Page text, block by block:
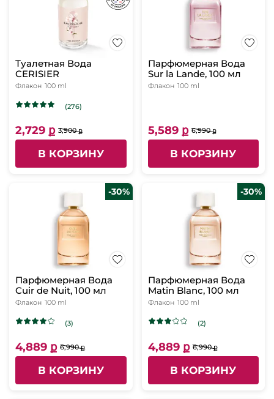
Туалетная Вода
CERISIER
Флакон 100 ml
(276)
2,729 ք 3,900 ք
В КОРЗИНУ
Парфюмерная Вода
Sur la Lande, 100 мл
Флакон 100 ml
5,589 ք 6,990 ք
В КОРЗИНУ
-30%
Парфюмерная Вода
Cuir de Nuit, 100 мл
Флакон 100 ml
(3)
4,889 ք 6,990 ք
В КОРЗИНУ
-30%
Парфюмерная Вода
Matin Blanc, 100 мл
Флакон 100 ml
(2)
4,889 ք 6,990 ք
В КОРЗИНУ